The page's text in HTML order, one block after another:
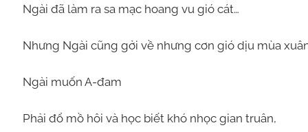
Ngài đã làm ra sa mạc hoang vu gió cát…
Nhưng Ngài cũng gởi về nhưng cơn gió dịu mùa
Ngài muốn A-đam
Phải đổ mồ hôi và học biết khó nhọc gian truân,